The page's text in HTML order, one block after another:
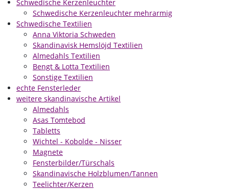
Schwedische Kerzenleuchter
Schwedische Kerzenleuchter mehrarmig
Schwedische Textilien
Anna Viktoria Schweden
Skandinavisk Hemslöjd Textilien
Almedahls Textilien
Bengt & Lotta Textilien
Sonstige Textilien
echte Fensterleder
weitere skandinavische Artikel
Almedahls
Asas Tomtebod
Tabletts
Wichtel - Kobolde - Nisser
Magnete
Fensterbilder/Türschals
Skandinavische Holzblumen/Tannen
Teelichter/Kerzen